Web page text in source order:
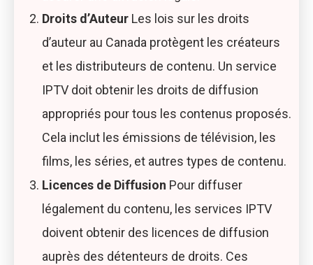
Droits d’Auteur Les lois sur les droits
d’auteur au Canada protègent les créateurs
et les distributeurs de contenu. Un service
IPTV doit obtenir les droits de diffusion
appropriés pour tous les contenus proposés.
Cela inclut les émissions de télévision, les
films, les séries, et autres types de contenu.
Licences de Diffusion Pour diffuser
légalement du contenu, les services IPTV
doivent obtenir des licences de diffusion
auprès des détenteurs de droits. Ces